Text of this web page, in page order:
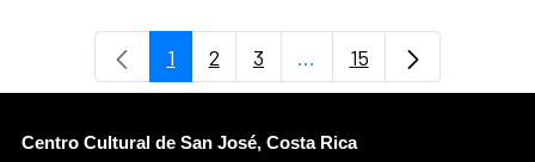
Página
1 Página
2 Página
3 ...Páginas intermedias
Página
15
Centro Cultural de San José, Costa Rica